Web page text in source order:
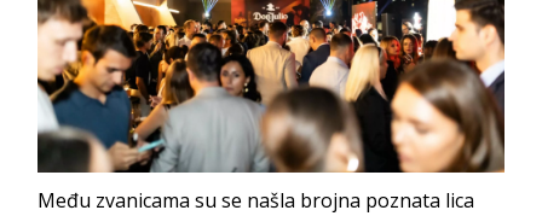
Među zvanicama su se našla brojna poznata lica